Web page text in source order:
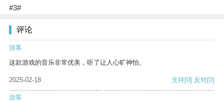
#3#
评论
游客
这款游戏的音乐非常优美，听了让人心旷神怡。
2025-02-18 支持[0] 反对[0]
游客